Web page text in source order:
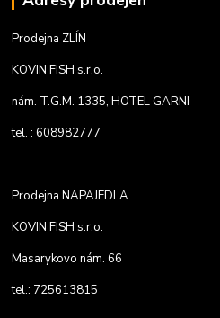
Prodejna ZLÍN
KOVIN FISH s.r.o.
nám. T.G.M. 1335, HOTEL GARNI
tel. : 608982777
Prodejna NAPAJEDLA
KOVIN FISH s.r.o.
Masarykovo nám. 66
tel.: 725613815